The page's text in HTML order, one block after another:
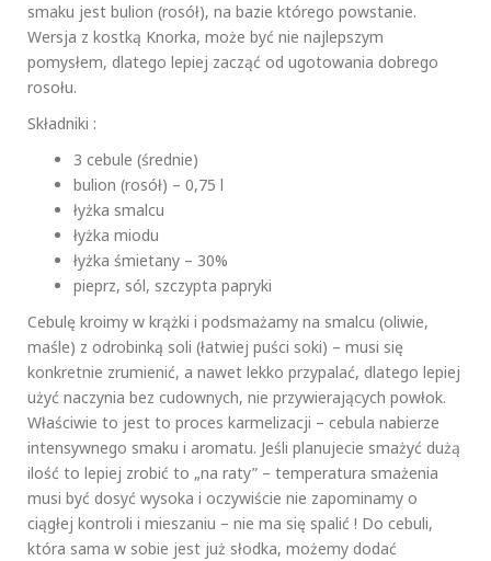
smaku jest bulion (rosół), na bazie którego powstanie.
Wersja z kostką Knorka, może być nie najlepszym
pomysłem, dlatego lepiej zacząć od ugotowania dobrego
rosołu.
Składniki :
3 cebule (średnie)
bulion (rosół) – 0,75 l
łyżka smalcu
łyżka miodu
łyżka śmietany – 30%
pieprz, sól, szczypta papryki
Cebulę kroimy w krążki i podsmażamy na smalcu (oliwie,
maśle) z odrobinką soli (łatwiej puści soki) – musi się
konkretnie zrumienić, a nawet lekko przypalać, dlatego lepiej
użyć naczynia bez cudownych, nie przywierających powłok.
Właściwie to jest to proces karmelizacji – cebula nabierze
intensywnego smaku i aromatu. Jeśli planujecie smażyć dużą
ilość to lepiej zrobić to „na raty” – temperatura smażenia
musi być dosyć wysoka i oczywiście nie zapominamy o
ciągłej kontroli i mieszaniu – nie ma się spalić ! Do cebuli,
która sama w sobie jest już słodka, możemy dodać